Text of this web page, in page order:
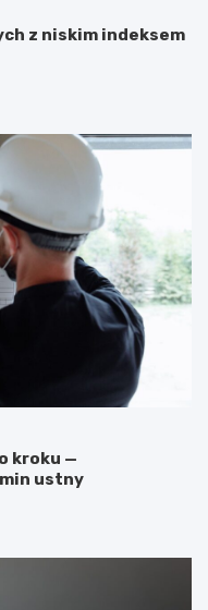
z niskim indeksem
kroku —
ustny